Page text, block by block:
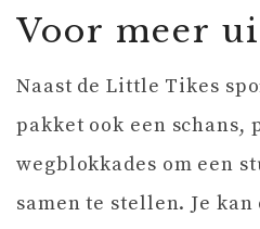
Voor meer
Naast de Little Tikes
pakket ook een schans,
wegblokkades om een
samen te stellen. Je